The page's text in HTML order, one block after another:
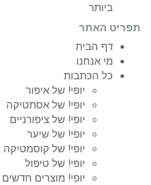
ביותר
תפריט האתר
דף הבית
מי אנחנו
כל הכתבות
יופי! של איפור
יופי! של אסתטיקה
יופי! של ציפורניים
יופי! של שיער
יופי! של קוסמטיקה
יופי! של טיפול
יופי! מוצרים חדשים